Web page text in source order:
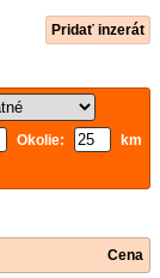
Pridať inzerát
Okolie:
km
Cena